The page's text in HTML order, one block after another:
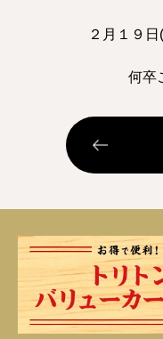
２月１９
何卒